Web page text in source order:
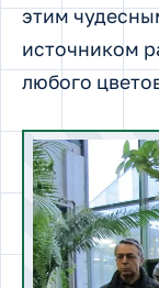
этим
источником
любого